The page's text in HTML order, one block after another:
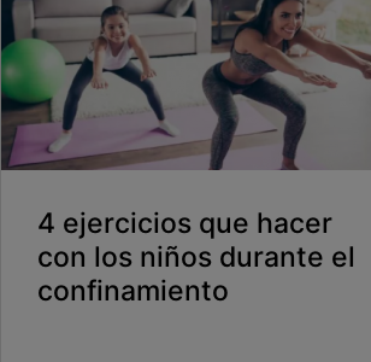
4 ejercicios que hacer
con los niños durante el
confinamiento